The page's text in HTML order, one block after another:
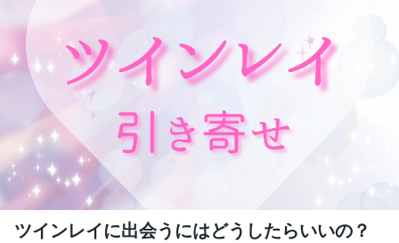
ツインレイに出会うにはどうしたらいいの？